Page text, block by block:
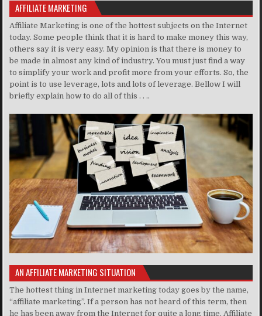
AFFILIATE MARKETING
Affiliate Marketing is one of the hottest subjects on the Internet
today. Some people think that it is hard to make money this way,
others say it is very easy. My opinion is that there is money to
be made in almost any kind of industry. You must just find a way
to simplify your work and profit more from your efforts. So, the
point is to use leverage, lots and lots of leverage. Bellow I will
briefly explain how to do all of this . . ..
AN AFFILIATE MARKETING SITUATION
The hottest thing in Internet marketing today goes by the name,
“affiliate marketing”. If a person has not heard of this term, then
he has been away from the Internet for quite a long time. Affiliate